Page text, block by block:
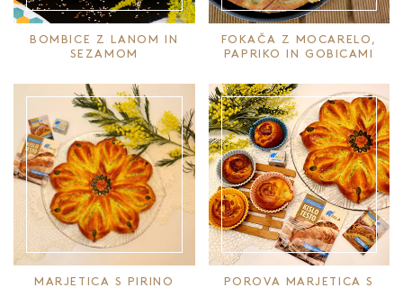
BOMBICE Z LANOM IN
SEZAMOM
FOKAČA Z MOCARELO,
PAPRIKO IN GOBICAMI
MARJETICA S PIRINO
POROVA MARJETICA S